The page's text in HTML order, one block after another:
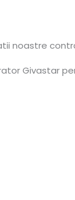
noastre
Givastar